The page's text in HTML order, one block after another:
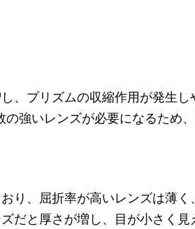
、プリズムの収縮作用が発生し
強いレンズが必要になるため
り、屈折率が高いレンズは薄
だと厚さが増し、目が小さく見